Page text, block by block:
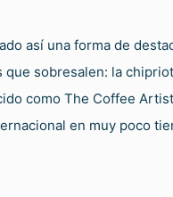
así una forma de
que sobresalen: la
como The Coffee
en muy poco